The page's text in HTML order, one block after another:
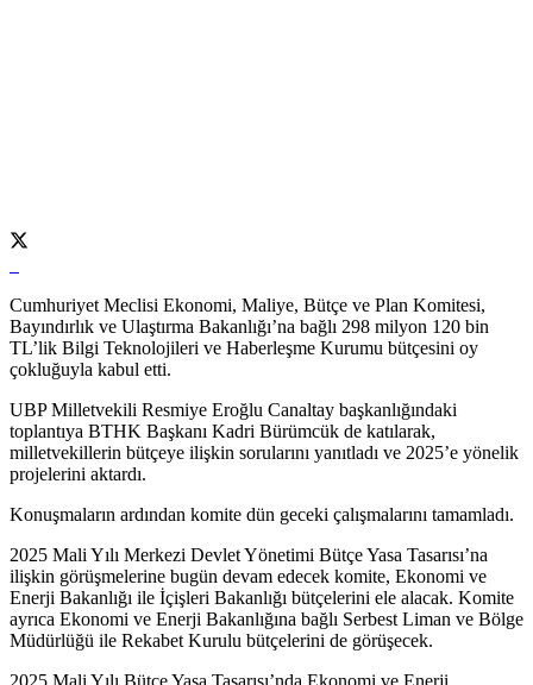
Cumhuriyet Meclisi Ekonomi, Maliye, Bütçe ve Plan Komitesi,
Bayındırlık ve Ulaştırma Bakanlığı’na bağlı 298 milyon 120 bin
TL’lik Bilgi Teknolojileri ve Haberleşme Kurumu bütçesini oy
çokluğuyla kabul etti.
UBP Milletvekili Resmiye Eroğlu Canaltay başkanlığındaki
toplantıya BTHK Başkanı Kadri Bürümcük de katılarak,
milletvekillerin bütçeye ilişkin sorularını yanıtladı ve 2025’e yönelik
projelerini aktardı.
Konuşmaların ardından komite dün geceki çalışmalarını tamamladı.
2025 Mali Yılı Merkezi Devlet Yönetimi Bütçe Yasa Tasarısı’na
ilişkin görüşmelerine bugün devam edecek komite, Ekonomi ve
Enerji Bakanlığı ile İçişleri Bakanlığı bütçelerini ele alacak. Komite
ayrıca Ekonomi ve Enerji Bakanlığına bağlı Serbest Liman ve Bölge
Müdürlüğü ile Rekabet Kurulu bütçelerini de görüşecek.